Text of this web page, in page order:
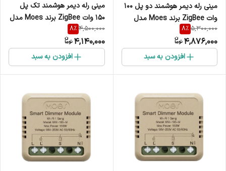
مینی رله دیمر هوشمند دو پل 100
وات ZigBee برند Moes مدل
ZM-105-M
5,300,000
8%
4,876,000
افزودن به سبد
مینی رله دیمر هوشمند تک پل
150 وات ZigBee برند Moes مدل
ZM-105-M
4,500,000
8%
4,140,000
افزودن به سبد